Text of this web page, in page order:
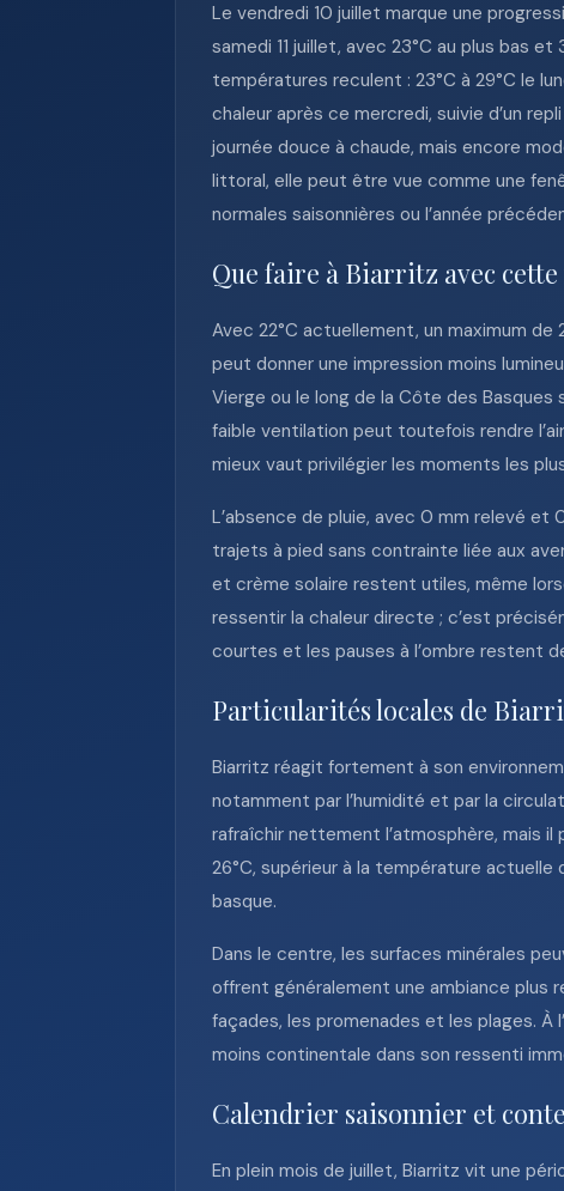
Le vendredi 10 juillet marque une
samedi 11 juillet, avec 23°C au plus bas
températures reculent : 23°C à 29°C le
chaleur après ce mercredi, suivie d’un
journée douce à chaude, mais encore
littoral, elle peut être vue comme une
normales saisonnières ou l’année
Que faire à Biarritz avec cette
Avec 22°C actuellement, un maximum
peut donner une impression moins
Vierge ou le long de la Côte des
faible ventilation peut toutefois rendre
mieux vaut privilégier les moments les
L’absence de pluie, avec 0 mm relevé et
trajets à pied sans contrainte liée aux
et crème solaire restent utiles, même
ressentir la chaleur directe ; c’est
courtes et les pauses à l’ombre restent
Particularités locales de
Biarritz réagit fortement à son
notamment par l’humidité et par la
rafraîchir nettement l’atmosphère, mais
26°C, supérieur à la température
basque.
Dans le centre, les surfaces minérales
offrent généralement une ambiance plus
façades, les promenades et les plages. À
moins continentale dans son ressenti
Calendrier saisonnier et
En plein mois de juillet, Biarritz vit une